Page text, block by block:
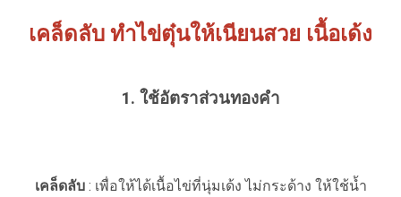
เคล็ดลับ ทำไข่ตุ๋นให้เนียนสวย เนื้อเด้ง
1. ใช้อัตราส่วนทองคำ
เคล็ดลับ : เพื่อให้ได้เนื้อไข่ที่นุ่มเด้ง ไม่กระด้าง ให้ใช้น้ำ